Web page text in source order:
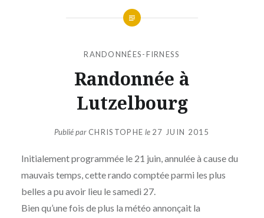
RANDONNÉES-FIRNESS
Randonnée à
Lutzelbourg
Publié par CHRISTOPHE le 27 JUIN 2015
Initialement programmée le 21 juin, annulée à cause du
mauvais temps, cette rando comptée parmi les plus
belles a pu avoir lieu le samedi 27.
Bien qu’une fois de plus la météo annonçait la